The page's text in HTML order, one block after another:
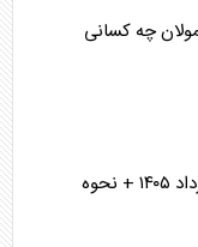
چه کسانی
جدول قطعی برق استان قم فردا شنبه ۱۷ مرداد ۱۴۰۵ + نحوه